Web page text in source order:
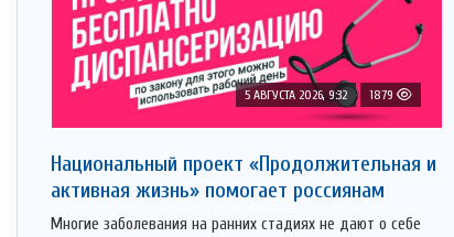
5 АВГУСТА 2026, 9:32 1879
Национальный проект «Продолжительная и
активная жизнь» помогает россиянам
Многие заболевания на ранних стадиях не дают о себе